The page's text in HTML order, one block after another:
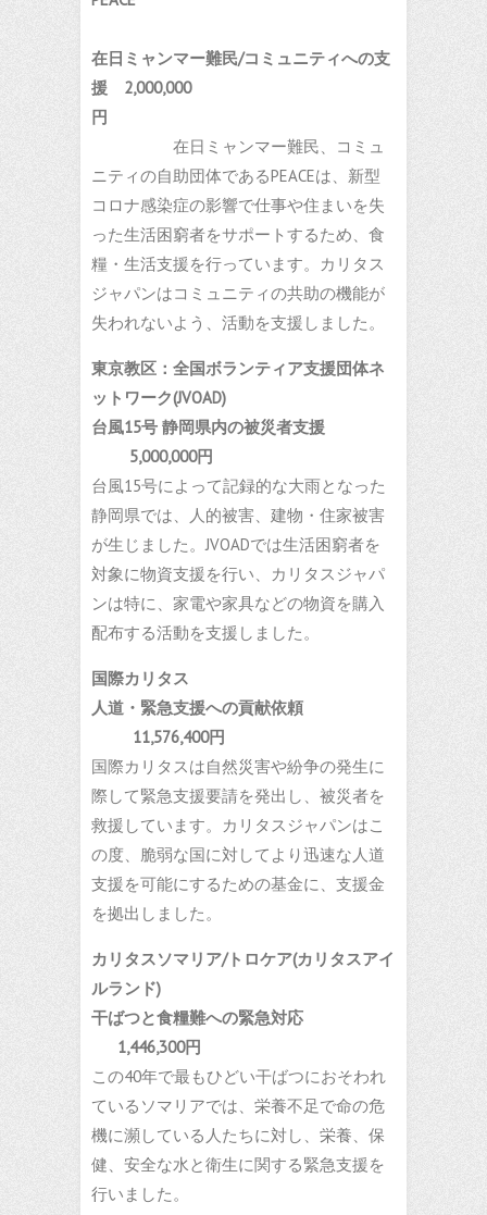
在日ミャンマー難民/コミュニティへの支
援 2,000,000
円
在日ミャンマー難民、コミュ
ニティの自助団体であるPEACEは、新型
コロナ感染症の影響で仕事や住まいを失
った生活困窮者をサポートするため、食
糧・生活支援を行っています。カリタス
ジャパンはコミュニティの共助の機能が
失われないよう、活動を支援しました。
東京教区：全国ボランティア支援団体ネ
ットワーク(JVOAD)
台風15号 静岡県内の被災者支援
5,000,000円
台風15号によって記録的な大雨となった
静岡県では、人的被害、建物・住家被害
が生じました。JVOADでは生活困窮者を
対象に物資支援を行い、カリタスジャパ
ンは特に、家電や家具などの物資を購入
配布する活動を支援しました。
国際カリタス
人道・緊急支援への貢献依頼
11,576,400円
国際カリタスは自然災害や紛争の発生に
際して緊急支援要請を発出し、被災者を
救援しています。カリタスジャパンはこ
の度、脆弱な国に対してより迅速な人道
支援を可能にするための基金に、支援金
を拠出しました。
カリタスソマリア/トロケア(カリタスアイ
ルランド)
干ばつと食糧難への緊急対応
1,446,300円
この40年で最もひどい干ばつにおそわれ
ているソマリアでは、栄養不足で命の危
機に瀕している人たちに対し、栄養、保
健、安全な水と衛生に関する緊急支援を
行いました。